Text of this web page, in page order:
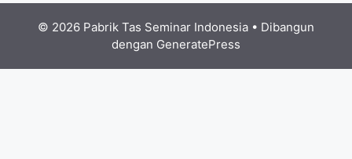
© 2026 Pabrik Tas Seminar Indonesia • Dibangun
dengan GeneratePress